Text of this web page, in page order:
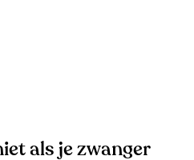
als je zwanger